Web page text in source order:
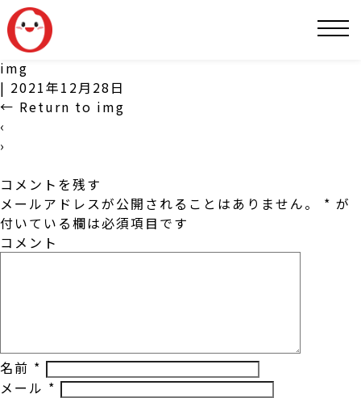
img
| 2021年12月28日
← Return to img
‹
›
コメントを残す
メールアドレスが公開されることはありません。
* が
付いている欄は必須項目です
コメント
名前 *
メール *